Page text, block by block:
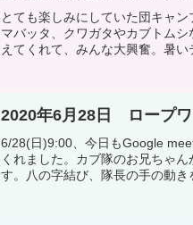
とても楽しみにしていた団キャ
マバッタ、クワガタやカブトム
えてくれて、みんな大興奮。暑
2020年6月28日 ロープワ
6/28(日)9:00、今日もGoogle
くれました。カブ隊のお兄ちゃ
す。八の字結び、隊長の手の動き